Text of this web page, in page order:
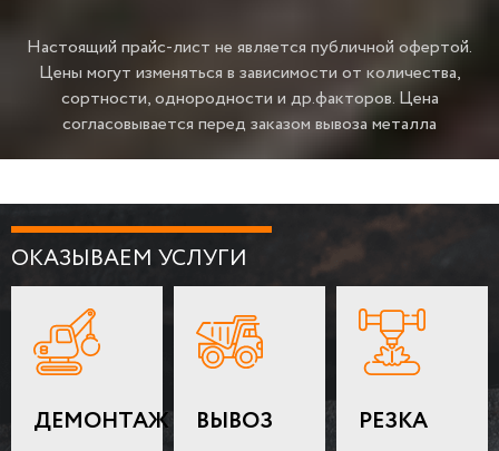
Настоящий прайс-лист не является публичной офертой.
Цены могут изменяться в зависимости от количества,
сортности, однородности и др.факторов. Цена
согласовывается перед заказом вывоза металла
ОКАЗЫВАЕМ УСЛУГИ
ДЕМОНТАЖ ВЫВОЗ РЕЗКА